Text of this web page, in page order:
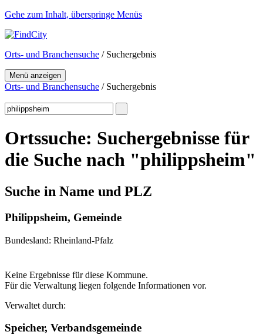
Gehe zum Inhalt, überspringe Menüs
Orts- und Branchensuche / Suchergebnis
Menü anzeigen
Orts- und Branchensuche / Suchergebnis
Ortssuche: Suchergebnisse für
die Suche nach "philippsheim"
Suche in Name und PLZ
Philippsheim, Gemeinde
Bundesland: Rheinland-Pfalz
Keine Ergebnisse für diese Kommune.
Für die Verwaltung liegen folgende Informationen vor.
Verwaltet durch:
Speicher, Verbandsgemeinde